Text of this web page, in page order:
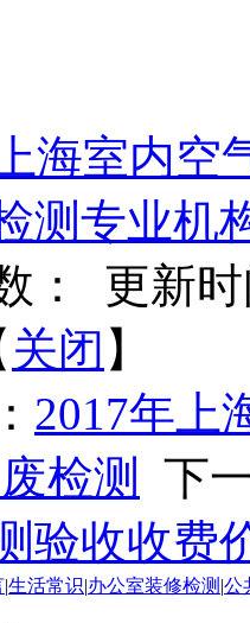
上海室内空
测专业机
：
更新
关闭 】
2017年上
检测
下
验收收费
生活常识 办公室装修检测 公